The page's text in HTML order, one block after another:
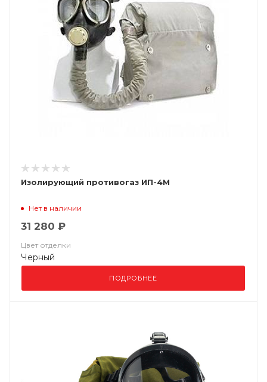
Изолирующий противогаз ИП-4М
Нет в наличии
31 280 ₽
Цвет отделки
Черный
ПОДРОБНЕЕ